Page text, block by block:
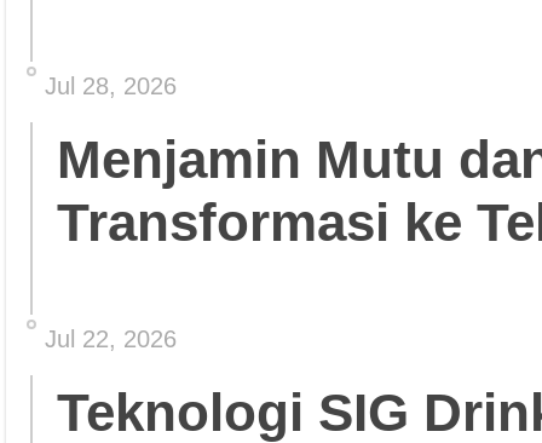
Jul 28, 2026
Menjamin Mutu
Transformasi ke
Jul 22, 2026
Teknologi SIG